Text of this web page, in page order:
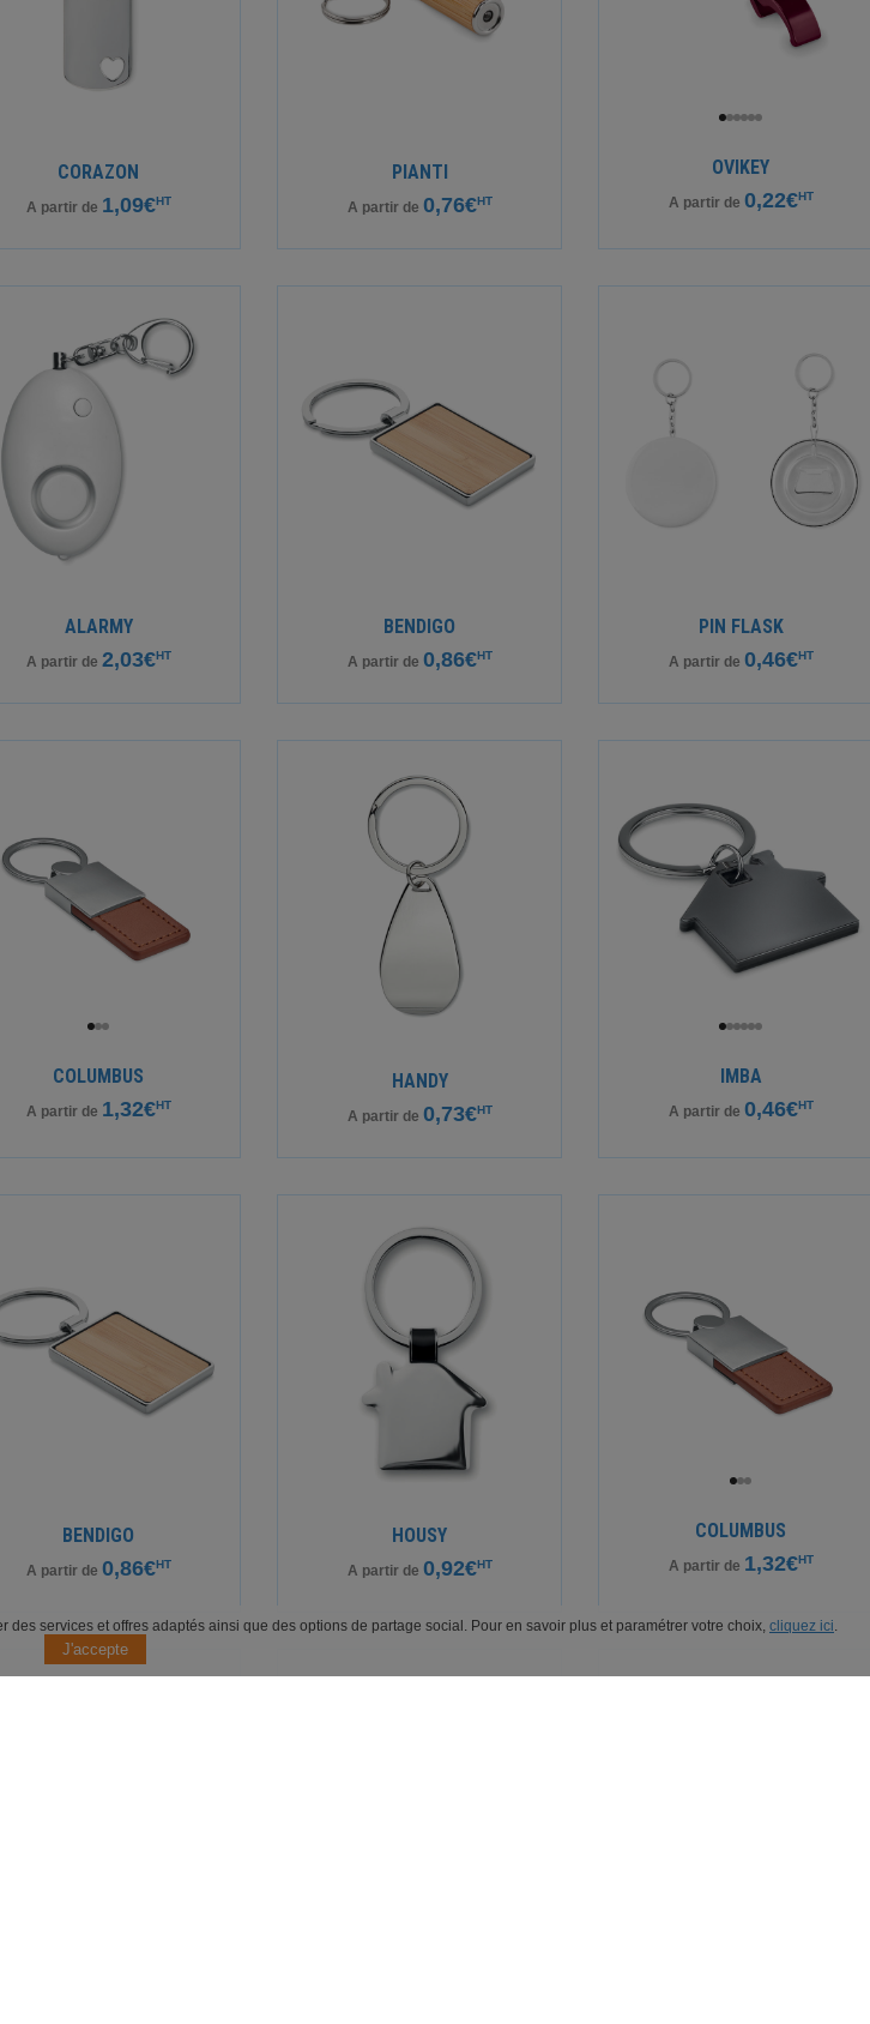
CORAZON
A partir de 1,09€HT
PIANTI
A partir de 0,76€HT
OVIKEY
A partir de 0,22€HT
ALARMY
A partir de 2,03€HT
BENDIGO
A partir de 0,86€HT
PIN FLASK
A partir de 0,46€HT
COLUMBUS
A partir de 1,32€HT
HANDY
A partir de 0,73€HT
IMBA
A partir de 0,46€HT
BENDIGO
A partir de 0,86€HT
HOUSY
A partir de 0,92€HT
COLUMBUS
A partir de 1,32€HT
services et offres adaptés ainsi que des options de partage social. Pour en savoir plus et paramétrer votre choix, cliquez ici.